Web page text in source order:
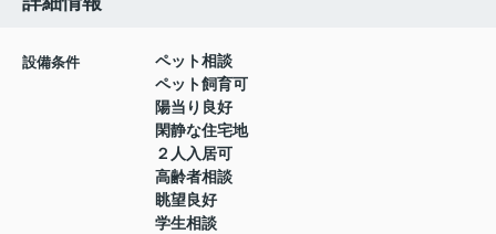
設備条件
ペット相談
ペット飼育可
陽当り良好
閑静な住宅地
２人入居可
高齢者相談
眺望良好
学生相談